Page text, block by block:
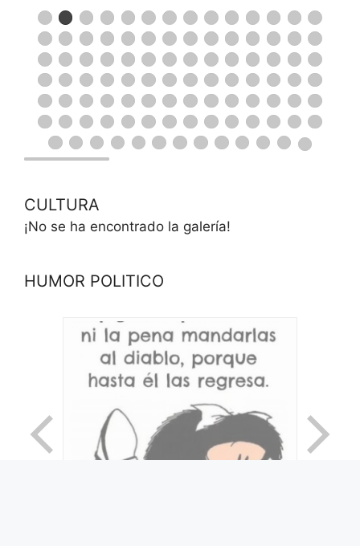
CULTURA
¡No se ha encontrado la galería!
HUMOR POLITICO